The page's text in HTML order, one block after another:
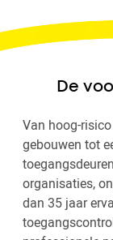
De
Van hoog-
gebouwen tot
organisaties,
dan 35 jaar